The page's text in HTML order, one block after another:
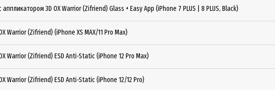
3D OX Warrior (Zifriend) Glass + Easy App (iPhone 7 PLUS | 8 PLUS, Black)
Warrior (Zifriend) (iPhone XS MAX/11 Pro Max)
Warrior (Zifriend) ESD Anti-Static (iPhone 12 Pro Max)
Warrior (Zifriend) ESD Anti-Static (iPhone 12/12 Pro)